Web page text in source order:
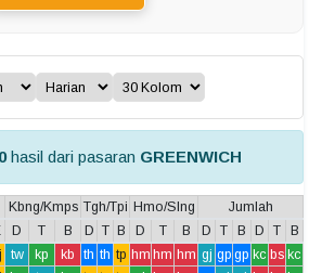
hasil dari pasaran GREENWICH
Kbng/Kmps Tgh/Tpi Hmo/Slng
Jumlah
D T B D T B D T B D T B D T
B
tw kp kb th th tp hm hm hm gj gp gp kc bs kc